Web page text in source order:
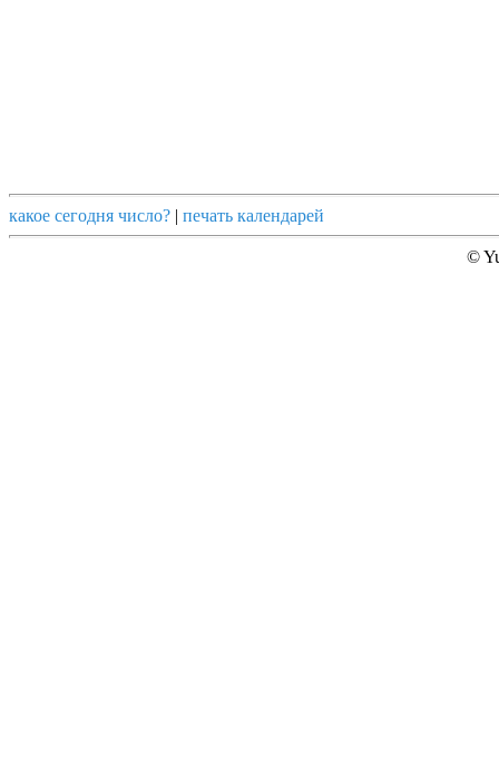
какое сегодня число? | печать календарей
©